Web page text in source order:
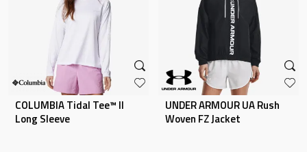
COLUMBIA Tidal Tee™ II
Long Sleeve
UNDER ARMOUR UA Rush
Woven FZ Jacket